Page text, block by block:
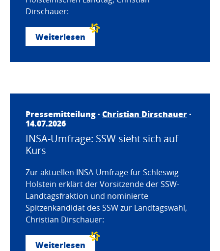
Dirschauer:
Weiterlesen
Pressemitteilung · Christian Dirschauer·
14.07.2026
INSA-Umfrage: SSW sieht sich auf
Kurs
Zur aktuellen INSA-Umfrage für Schleswig-
Holstein erklärt der Vorsitzende der SSW-
Landtagsfraktion und nominierte
Spitzenkandidat des SSW zur Landtagswahl,
Christian Dirschauer:
Weiterlesen